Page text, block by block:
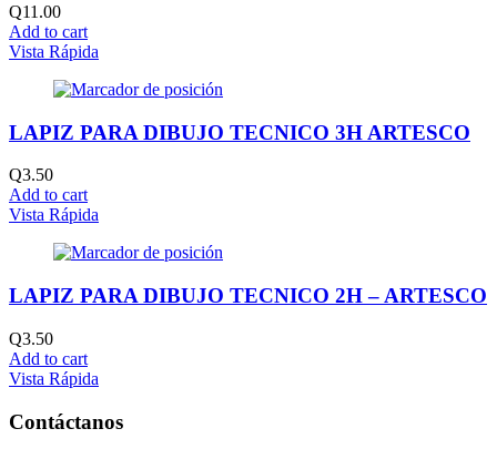
Q11.00
Add to cart
Vista Rápida
LAPIZ PARA DIBUJO TECNICO 3H ARTESCO
Q3.50
Add to cart
Vista Rápida
LAPIZ PARA DIBUJO TECNICO 2H – ARTESCO
Q3.50
Add to cart
Vista Rápida
Contáctanos